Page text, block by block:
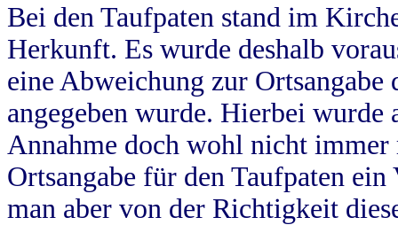
Bei den Taufpaten stand im
Herkunft. Es wurde deshalb
eine Abweichung zur
angegeben wurde. Hierbei wurde
Annahme doch wohl nicht
Ortsangabe für den Taufpaten
man aber von der Richtigkeit